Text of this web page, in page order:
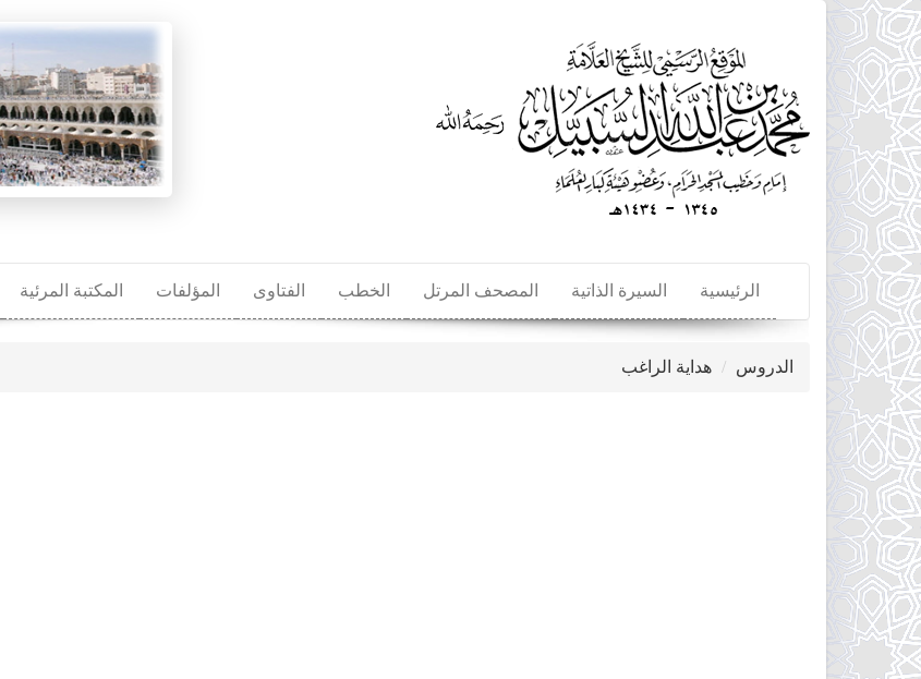
تجاوز
إلى
المحتوى
الرئيسي
الرئيسية السيرة الذاتية المصحف المرتل الخطب الفتاوى المؤلفات المكتبة المرئية
الدروس هداية الراغب